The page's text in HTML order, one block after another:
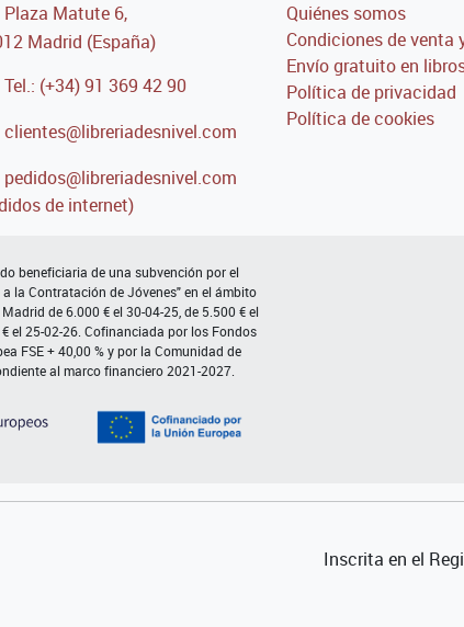
Plaza Matute 6,
Madrid (España)
Tel.: (+34) 91 369 42 90
clientes@libreriadesnivel.com
pedidos@libreriadesnivel.com
de internet)
Quiénes somos
Condiciones de venta
Envío gratuito en
Política de privacidad
Política de cookies
beneficiaria de una subvención por el
la Contratación de Jóvenes" en el ámbito
de 6.000 € el 30-04-25, de 5.500 € el
el 25-02-26. Cofinanciada por los Fondos
FSE + 40,00 % y por la Comunidad de
al marco financiero 2021-2027.
Inscrita en el